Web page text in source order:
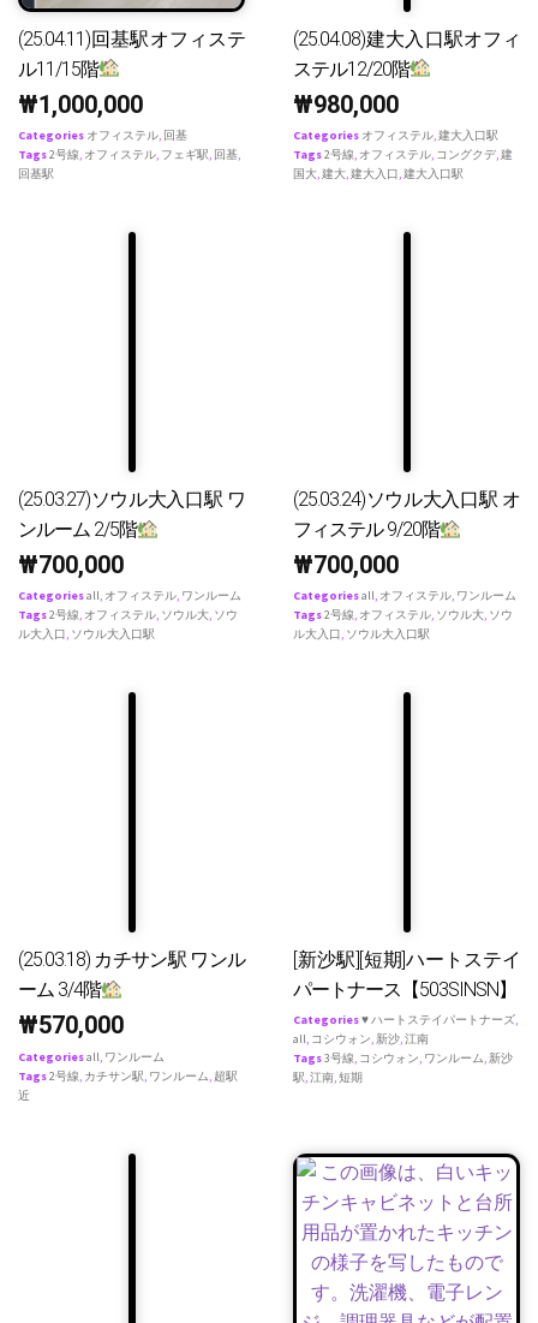
(25.04.11)回基駅オフィステ
ル11/15階
₩1,000,000
Categories オフィステル, 回基
Tags2号線, オフィステル, フェギ駅, 回基,
回基駅
(25.04.08)建大入口駅オフィ
ステル12/20階
₩980,000
Categories オフィステル,建大入口駅
Tags2号線, オフィステル, コングクデ,建
国大,建大,建大入口,建大入口駅
(25.03.27)ソウル大入口駅 ワ
ンルーム 2/5階
₩700,000
Categoriesall, オフィステル, ワンルーム
Tags2号線, オフィステル, ソウル大, ソウ
ル大入口, ソウル大入口駅
(25.03.24)ソウル大入口駅 オ
フィステル 9/20階
₩700,000
Categoriesall, オフィステル, ワンルーム
Tags2号線, オフィステル, ソウル大, ソウ
ル大入口, ソウル大入口駅
(25.03.18) カチサン駅 ワンル
ーム 3/4階
₩570,000
Categoriesall, ワンルーム
Tags2号線, カチサン駅, ワンルーム, 超駅
近
[新沙駅][短期]ハートステイ
パートナース【503SINSN】
Categories♥ ハートステイパートナーズ,
all, コシウォン,新沙,江南
Tags3号線, コシウォン, ワンルーム,新沙
駅,江南,短期